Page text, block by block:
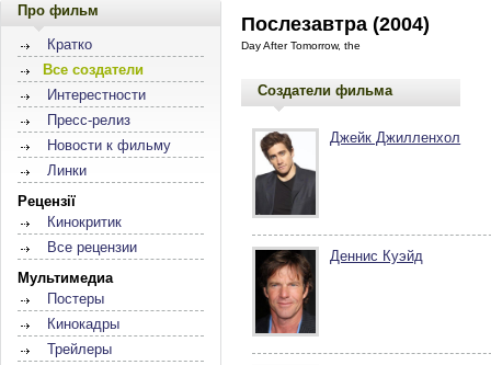
Про фильм
Кратко
Все создатели
Интерестности
Пресс-релиз
Новости к фильму
Линки
Рецензії
Кинокритик
Все рецензии
Мультимедиа
Постеры
Кинокадры
Трейлеры
Послезавтра (2004)
Day After Tomorrow, the
Создатели фильма
Джейк Джилленхол
Деннис Куэйд